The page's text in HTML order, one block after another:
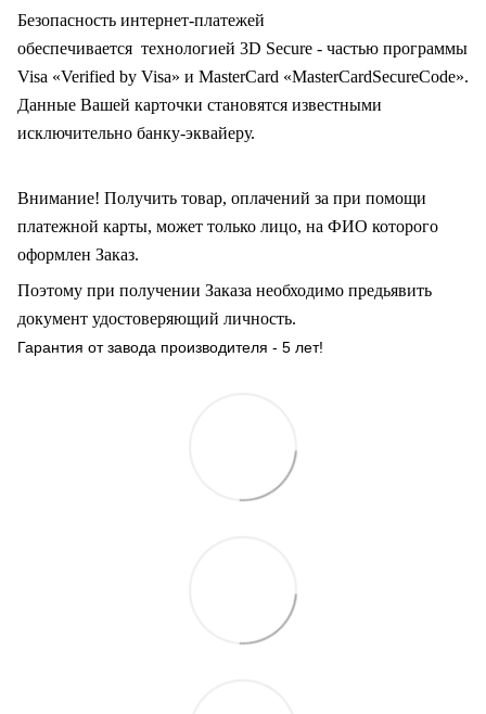
Безопасность интернет-платежей
обеспечивается технологией 3D Secure - частью программы
Visa «Verified by Visa» и MasterCard «MasterCardSecureCode».
Данные Вашей карточки становятся известными
исключительно банку-эквайеру.
Внимание! Получить товар, оплачений за при помощи
платежной карты, может только лицо, на ФИО которого
оформлен Заказ.
Поэтому при получении Заказа необходимо предьявить
документ удостоверяющий личность.
Гарантия от завода производителя - 5 лет!